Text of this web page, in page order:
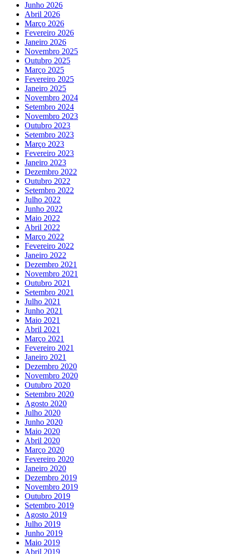
Junho 2026
Abril 2026
Março 2026
Fevereiro 2026
Janeiro 2026
Novembro 2025
Outubro 2025
Março 2025
Fevereiro 2025
Janeiro 2025
Novembro 2024
Setembro 2024
Novembro 2023
Outubro 2023
Setembro 2023
Março 2023
Fevereiro 2023
Janeiro 2023
Dezembro 2022
Outubro 2022
Setembro 2022
Julho 2022
Junho 2022
Maio 2022
Abril 2022
Março 2022
Fevereiro 2022
Janeiro 2022
Dezembro 2021
Novembro 2021
Outubro 2021
Setembro 2021
Julho 2021
Junho 2021
Maio 2021
Abril 2021
Março 2021
Fevereiro 2021
Janeiro 2021
Dezembro 2020
Novembro 2020
Outubro 2020
Setembro 2020
Agosto 2020
Julho 2020
Junho 2020
Maio 2020
Abril 2020
Março 2020
Fevereiro 2020
Janeiro 2020
Dezembro 2019
Novembro 2019
Outubro 2019
Setembro 2019
Agosto 2019
Julho 2019
Junho 2019
Maio 2019
Abril 2019